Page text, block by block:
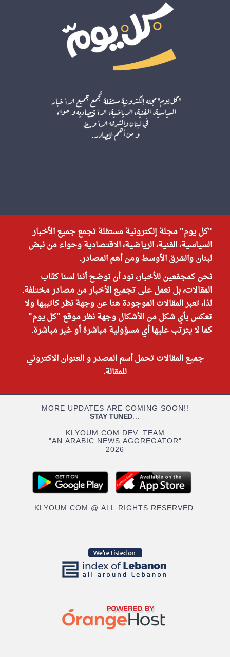
"كل يوم" مجلة إلكترونية مستقلة تجمع جميع الأخبار
السياسية، الفنية، الرياضية، الاقتصادية وحواء من نبض
لبنان والشرق الأوسط ومن أهم المصادر.
نحن كمجمّعين للأخبار، نود أن نوضح أننا لسنا كتّاب
المقالات، بل نعمل على تجميع الأخبار من مصادر مختلفة.
لذا، تعبر المقالات الموجودة هنا عن وجهة نظر كاتبيها ولا
تعكس بأي شكل من الأشكال وجهة نظر موقع "كل يوم"
كما لا يترتب عليها أي مسؤولية مباشرة أو غير مباشرة.
جميع المقالات تحمل أسم المصدر و العنوان الاكتروني
للمقالة.
MORE UPDATES ARE COMING SOON!!
STAY TUNED...
KLYOUM.COM DEV. TEAM
"AN ARABIC NEWS AGGREGATOR"
2026
KLYOUM.COM @ ALL RIGHTS RESERVED.